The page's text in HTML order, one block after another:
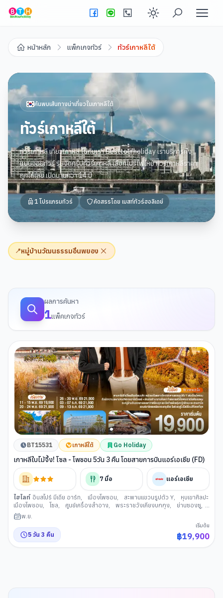
Enable dark
หน้าหลัก แพ็กเกจทัวร์ ทัวร์เกาหลีใต้
ค้นพบเส้นทางน่าเที่ยวในเกาหลีใต้
ทัวร์เกาหลีใต้
ทัวร์เกาหลี เที่ยวเกาหลี ไปกับเรา Besttourholiday เราบริการทั้ง
แบบจอยทัวร์ รับจัดกรุ๊ปทัวร์เกาหลี เลือกโปรไฟไหม้ ทัวร์เกาหลีราคา
ถูกได้เลย เปิดนานกว่า 14 ปี
1 โปรแกรมทัวร์ คัดสรรโดย เบสท์ทัวร์ฮอลิเดย์
📍หมู่บ้านวัฒนธรรมอึนพยอง
ผลการค้นหา
1แพ็คเกจทัวร์
BT15531 เกาหลีใต้ Go Holiday
เกาหลีใบไม้จึ้ง! โซล - โพชอน 5วัน 3 คืน โดยสายการบินแอร์เอเชีย (FD)
7 มื้อ แอร์เอเชีย
ไฮไลท์ อินสไปร์ มีเดีย อาร์ท, เมืองโพซอน, สะพานแขวนรูปตัว Y,
หุบเขาศิลปะ
เมืองโพชอน, โซล, ศูนย์เครื่องสำอาง, พระราชวังเคียงบกกุง, ย่านซองซู,
หมู่บ้านวัฒนธรรมอึนพยอง
สมุนไพรเกาหลี
พ.ย.
5 วัน 3 คืน
เริ่มต้น
฿19,900